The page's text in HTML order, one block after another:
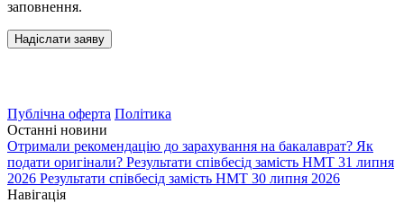
заповнення.
Публічна оферта Політика
Останні новини
Отримали рекомендацію до зарахування на бакалаврат? Як
подати оригінали? Результати співбесід замість НМТ 31 липня
2026 Результати співбесід замість НМТ 30 липня 2026
Навігація